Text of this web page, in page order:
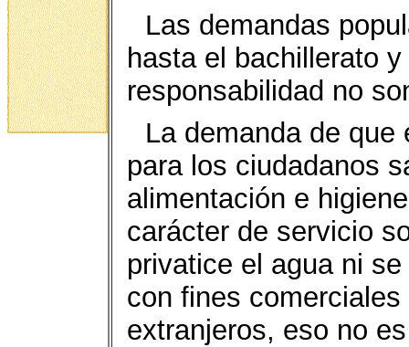
Las demandas
hasta el bachillerato
responsabilidad no
La demanda de
para los ciudadanos
alimentación e
carácter de servicio
privatice el agua ni
con fines
extranjeros, eso no